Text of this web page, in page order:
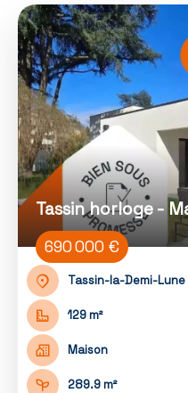
Tassin horloge -
690 000 €
Tassin-la-Demi-Lune
129 m²
Maison
289.9 m²